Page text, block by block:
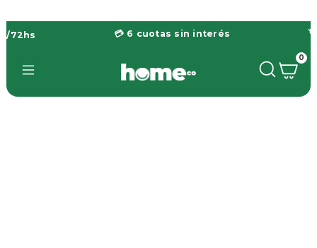
72hs 💳 6 cuotas sin interés 🏷️
0